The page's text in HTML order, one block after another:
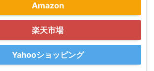
Amazon
楽天市場
Yahooショッピング